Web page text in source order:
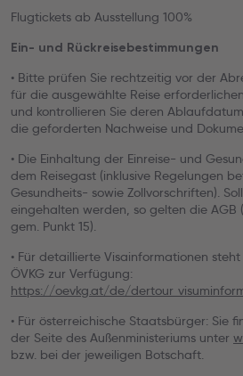
Flugtickets ab Ausstellung 100%
Ein- und Rückreisebestimmungen
• Bitte prüfen Sie rechtzeitig vor der
für die ausgewählte Reise
und kontrollieren Sie deren
die geforderten Nachweise und
• Die Einhaltung der Einreise- und
dem Reisegast (inklusive Regelungen
Gesundheits- sowie Zollvorschriften).
eingehalten werden, so gelten die AGB
gem. Punkt 15).
• Für detaillierte Visainformationen
ÖVKG zur Verfügung:
https://oevkg.at/de/
• Für österreichische Staatsbürger: Sie
der Seite des Außenministeriums unter
bzw. bei der jeweiligen Botschaft.